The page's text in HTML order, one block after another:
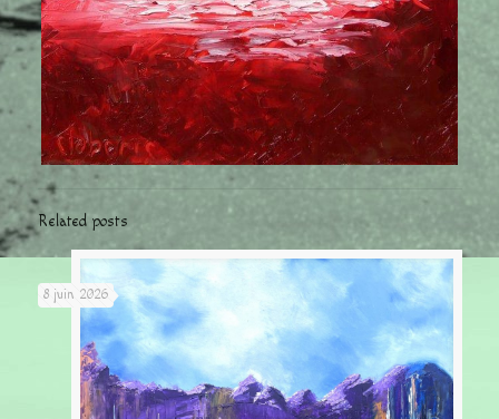
Related posts
8 juin 2026